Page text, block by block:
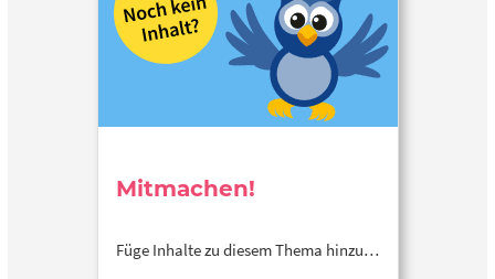
Mitmachen!
Füge Inhalte zu diesem Thema hinzu…